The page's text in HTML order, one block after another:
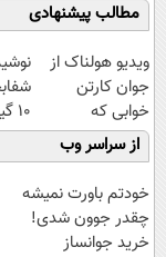
مطالب پیشنهادی
ویدیو هولناک از
جوان کارتن
خوابی که
میلیاردر شد.
آموزش رایگان
10
از سراسر وب
خودتم باورت نمیشه
چقدر جوون شدی!
خرید جوانساز